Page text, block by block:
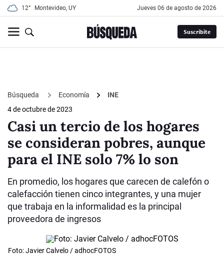
12° Montevideo, UY jueves 06 de agosto de 2026
Suscribite
Búsqueda Economía
INE
4 de octubre de 2023
Casi un tercio de los hogares
se consideran pobres, aunque
para el INE solo 7% lo son
En promedio, los hogares que carecen de calefón o
calefacción tienen cinco integrantes, y una mujer
que trabaja en la informalidad es la principal
proveedora de ingresos
Foto: Javier Calvelo / adhocFOTOS